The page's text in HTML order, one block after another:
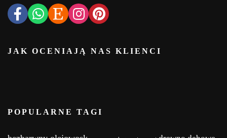
JAK OCENIAJĄ NAS KLIENCI
POPULARNE TAGI